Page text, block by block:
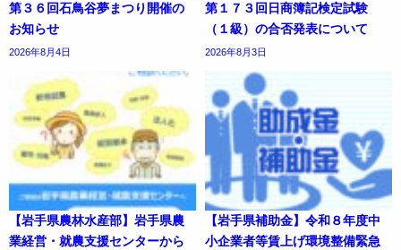
第３６回石鳥谷夢まつり開催の
お知らせ
2026年8月4日
第１７３回日商簿記検定試験
（１級）の合否発表について
2026年8月3日
【岩手県農林水産部】岩手県農
業経営・就農支援センターから
【岩手県補助金】令和８年度中
小企業者等賃上げ環境整備緊急